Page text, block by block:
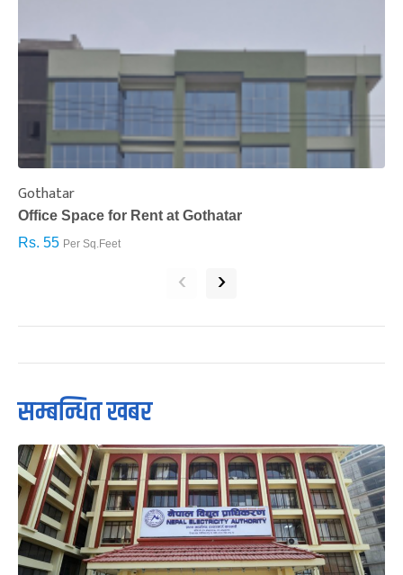
Gothatar
Office Space for Rent at Gothatar
Rs. 55 Per Sq.Feet
‹ ›
सम्बन्धित खबर